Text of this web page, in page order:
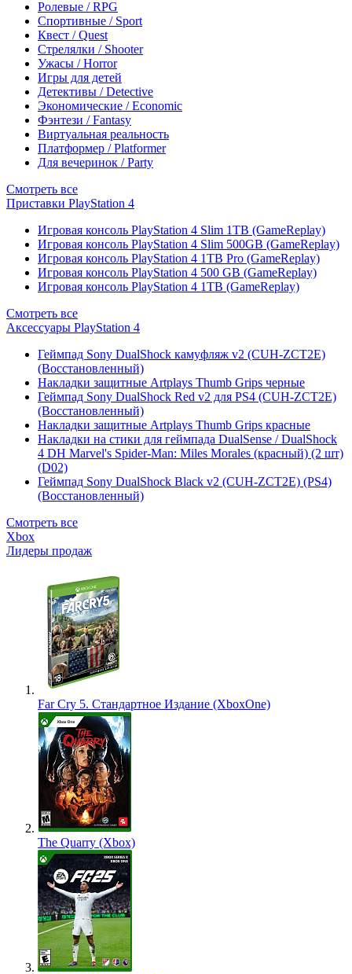
Ролевые / RPG
Спортивные / Sport
Квест / Quest
Стрелялки / Shooter
Ужасы / Horror
Игры для детей
Детективы / Detective
Экономические / Economic
Фэнтези / Fantasy
Виртуальная реальность
Платформер / Platformer
Для вечеринок / Party
Смотреть все
Приставки PlayStation 4
Игровая консоль PlayStation 4 Slim 1TB (GameReplay)
Игровая консоль PlayStation 4 Slim 500GB (GameReplay)
Игровая консоль PlayStation 4 1TB Pro (GameReplay)
Игровая консоль PlayStation 4 500 GB (GameReplay)
Игровая консоль PlayStation 4 1TB (GameReplay)
Смотреть все
Аксессуары PlayStation 4
Геймпад Sony DualShock камуфляж v2 (CUH-ZCT2E)
(Восстановленный)
Накладки защитные Artplays Thumb Grips черные
Геймпад Sony DualShock Red v2 для PS4 (CUH-ZCT2E)
(Восстановленный)
Накладки защитные Artplays Thumb Grips красные
Накладки на стики для геймпада DualSense / DualShock
4 DH Marvel's Spider-Man: Miles Morales (красный) (2 шт)
(D02)
Геймпад Sony DualShock Black v2 (CUH-ZCT2E) (PS4)
(Восстановленный)
Смотреть все
Xbox
Лидеры продаж
Far Cry 5. Стандартное Издание (XboxOne)
The Quarry (Xbox)